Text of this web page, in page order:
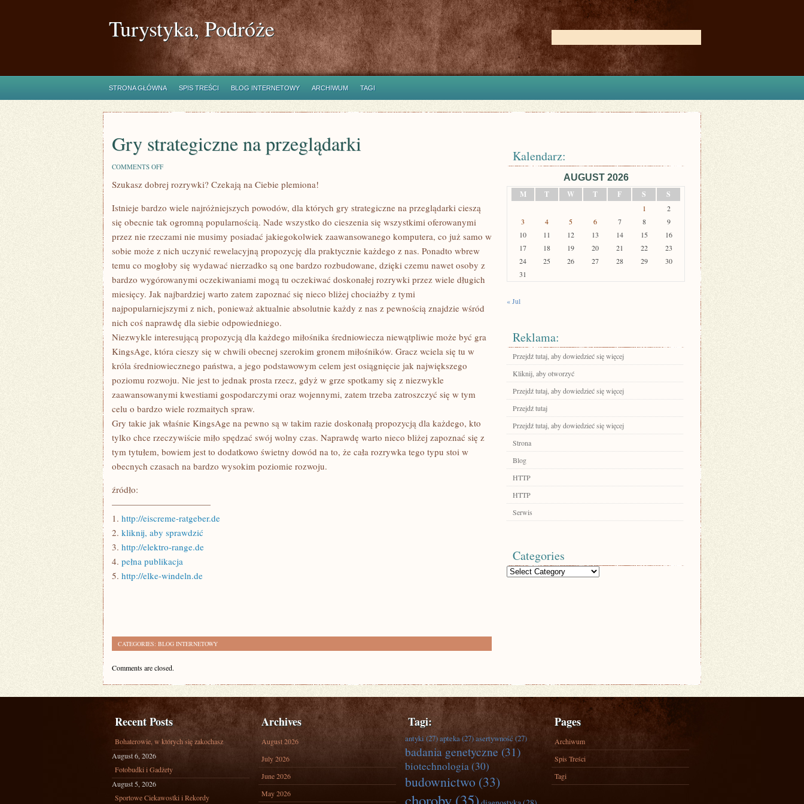
Turystyka, Podróże
STRONA GŁÓWNA SPIS TREŚCI BLOG INTERNETOWY ARCHIWUM TAGI
Gry strategiczne na przeglądarki
COMMENTS OFFON
STRATEGICZNE
NA
Szukasz dobrej rozrywki? Czekają na Ciebie plemiona!
Istnieje bardzo wiele najróżniejszych powodów, dla których gry strategiczne na przeglądarki cieszą
się obecnie tak ogromną popularnością. Nade wszystko do cieszenia się wszystkimi oferowanymi
przez nie rzeczami nie musimy posiadać jakiegokolwiek zaawansowanego komputera, co już samo w
sobie może z nich uczynić rewelacyjną propozycję dla praktycznie każdego z nas. Ponadto wbrew
temu co mogłoby się wydawać nierzadko są one bardzo rozbudowane, dzięki czemu nawet osoby z
bardzo wygórowanymi oczekiwaniami mogą tu oczekiwać doskonałej rozrywki przez wiele długich
miesięcy. Jak najbardziej warto zatem zapoznać się nieco bliżej chociażby z tymi
najpopularniejszymi z nich, ponieważ aktualnie absolutnie każdy z nas z pewnością znajdzie wśród
nich coś naprawdę dla siebie odpowiedniego.
Niezwykle interesującą propozycją dla każdego miłośnika średniowiecza niewątpliwie może być gra
KingsAge, która cieszy się w chwili obecnej szerokim gronem miłośników. Gracz wciela się tu w
króla średniowiecznego państwa, a jego podstawowym celem jest osiągnięcie jak największego
poziomu rozwoju. Nie jest to jednak prosta rzecz, gdyż w grze spotkamy się z niezwykle
zaawansowanymi kwestiami gospodarczymi oraz wojennymi, zatem trzeba zatroszczyć się w tym
celu o bardzo wiele rozmaitych spraw.
Gry takie jak właśnie KingsAge na pewno są w takim razie doskonałą propozycją dla każdego, kto
tylko chce rzeczywiście miło spędzać swój wolny czas. Naprawdę warto nieco bliżej zapoznać się z
tym tytułem, bowiem jest to dodatkowo świetny dowód na to, że cała rozrywka tego typu stoi w
obecnych czasach na bardzo wysokim poziomie rozwoju.
źródło:
———————————
1. http://eiscreme-ratgeber.de
2. kliknij, aby sprawdzić
3. http://elektro-range.de
4. pełna publikacja
5. http://elke-windeln.de
CATEGORIES: BLOG INTERNETOWY
Comments are closed.
Kalendarz:
AUGUST 2026
M
T W T F S S
1
2
3
4 5 6 7 8
9
10
11 12 13 14 15
16
17
18 19 20 21 22
23
24
25 26 27 28 29
30
31
« Jul
Reklama:
Przejdź tutaj, aby dowiedzieć się więcej
Kliknij, aby otworzyć
Przejdź tutaj, aby dowiedzieć się więcej
Przejdź tutaj
Przejdź tutaj, aby dowiedzieć się więcej
Strona
Blog
HTTP
HTTP
Serwis
Categories
Categories
Recent Posts
Bohaterowie, w których się zakochasz
August 6, 2026
Fotobudki i Gadżety
August 5, 2026
Sportowe Ciekawostki i Rekordy
Archives
August 2026
July 2026
June 2026
May 2026
Tagi:
antyki(27)apteka(27)asertywność(27)
badania genetyczne(31)
biotechnologia(30)
budownictwo (33)
Pages
Archiwum
Spis Treści
Tagi